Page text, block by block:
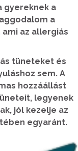
gyereknek a
a
az allergiás
tüneteket és
sem. A
hozzáállást
legyenek
jól kezelje az
egyaránt.